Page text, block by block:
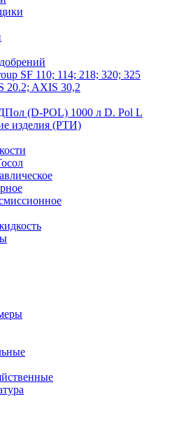
SF 110; 114; 218; 320; 325
20.2; AXIS 30,2
(D-POL) 1000 л D. Pol L
изделия (РТИ)